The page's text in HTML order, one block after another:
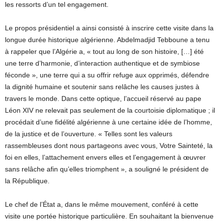
les ressorts d’un tel engagement.
Le propos présidentiel a ainsi consisté à inscrire cette visite dans la
longue durée historique algérienne. Abdelmadjid Tebboune a tenu
à rappeler que l’Algérie a, « tout au long de son histoire, […] été
une terre d’harmonie, d’interaction authentique et de symbiose
féconde », une terre qui a su offrir refuge aux opprimés, défendre
la dignité humaine et soutenir sans relâche les causes justes à
travers le monde. Dans cette optique, l’accueil réservé au pape
Léon XIV ne relevait pas seulement de la courtoisie diplomatique ; il
procédait d’une fidélité algérienne à une certaine idée de l’homme,
de la justice et de l’ouverture. « Telles sont les valeurs
rassembleuses dont nous partageons avec vous, Votre Sainteté, la
foi en elles, l’attachement envers elles et l’engagement à œuvrer
sans relâche afin qu’elles triomphent », a souligné le président de
la République.
Le chef de l’État a, dans le même mouvement, conféré à cette
visite une portée historique particulière. En souhaitant la bienvenue